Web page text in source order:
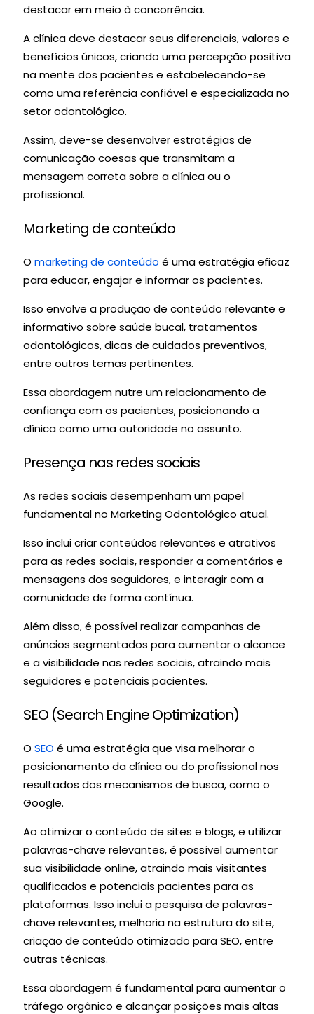
destacar em meio à concorrência.
A clínica deve destacar seus diferenciais, valores e
benefícios únicos, criando uma percepção positiva
na mente dos pacientes e estabelecendo-se
como uma referência confiável e especializada no
setor odontológico.
Assim, deve-se desenvolver estratégias de
comunicação coesas que transmitam a
mensagem correta sobre a clínica ou o
profissional.
Marketing de conteúdo
O marketing de conteúdo é uma estratégia eficaz
para educar, engajar e informar os pacientes.
Isso envolve a produção de conteúdo relevante e
informativo sobre saúde bucal, tratamentos
odontológicos, dicas de cuidados preventivos,
entre outros temas pertinentes.
Essa abordagem nutre um relacionamento de
confiança com os pacientes, posicionando a
clínica como uma autoridade no assunto.
Presença nas redes sociais
As redes sociais desempenham um papel
fundamental no Marketing Odontológico atual.
Isso inclui criar conteúdos relevantes e atrativos
para as redes sociais, responder a comentários e
mensagens dos seguidores, e interagir com a
comunidade de forma contínua.
Além disso, é possível realizar campanhas de
anúncios segmentados para aumentar o alcance
e a visibilidade nas redes sociais, atraindo mais
seguidores e potenciais pacientes.
SEO (Search Engine Optimization)
O SEO é uma estratégia que visa melhorar o
posicionamento da clínica ou do profissional nos
resultados dos mecanismos de busca, como o
Google.
Ao otimizar o conteúdo de sites e blogs, e utilizar
palavras-chave relevantes, é possível aumentar
sua visibilidade online, atraindo mais visitantes
qualificados e potenciais pacientes para as
plataformas. Isso inclui a pesquisa de palavras-
chave relevantes, melhoria na estrutura do site,
criação de conteúdo otimizado para SEO, entre
outras técnicas.
Essa abordagem é fundamental para aumentar o
tráfego orgânico e alcançar posições mais altas